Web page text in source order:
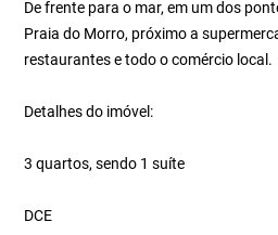
De frente para o mar, em um dos
Praia do Morro, próximo a
restaurantes e todo o comércio local.
Detalhes do imóvel:
3 quartos, sendo 1 suíte
DCE